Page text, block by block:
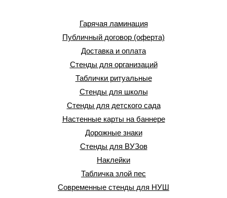
Гарячая ламинация
Публичный договор (оферта)
Доставка и оплата
Стенды для организаций
Таблички ритуальные
Стенды для школы
Стенды для детского сада
Настенные карты на баннере
Дорожные знаки
Стенды для ВУЗов
Наклейки
Табличка злой пес
Современные стенды для НУШ